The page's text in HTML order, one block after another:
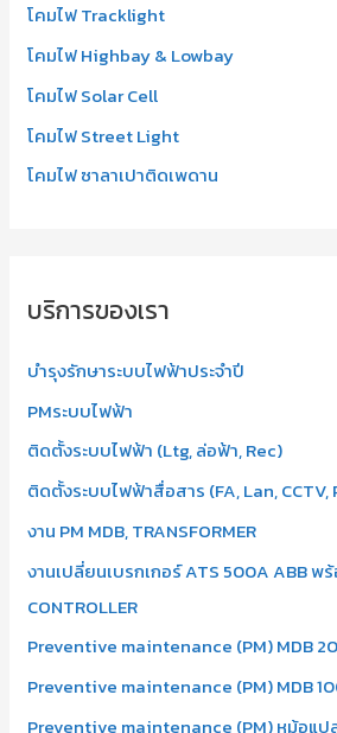
โคมไฟ Tracklight
โคมไฟ Highbay & Lowbay
โคมไฟ Solar Cell
โคมไฟ Street Light
โคมไฟ ซาลาเปาติดเพดาน
บริการของเรา
บำรุงรักษาระบบไฟฟ้าประจำปี
PMระบบไฟฟ้า
ติดตั้งระบบไฟฟ้า (Ltg, ล่อฟ้า, Rec)
ติดตั้งระบบไฟฟ้าสื่อสาร (FA, Lan, CCTV,
งาน PM MDB, TRANSFORMER
งานเปลี่ยนเบรกเกอร์ ATS 500A ABB พ
CONTROLLER
Preventive maintenance (PM) MDB
Preventive maintenance (PM) MDB
Preventive maintenance (PM) หม้อแป